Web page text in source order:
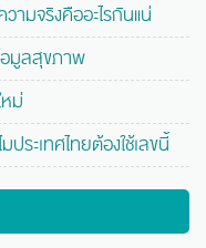
มจริงคืออะไรกันแน่
อมูลสุขภาพ
ม่
ระเทศไทยต้องใช้เลขนี้